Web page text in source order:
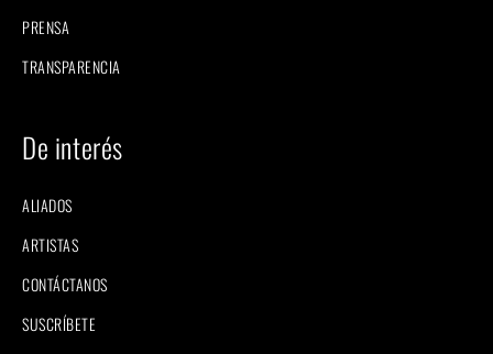
PRENSA
TRANSPARENCIA
De interés
ALIADOS
ARTISTAS
CONTÁCTANOS
SUSCRÍBETE